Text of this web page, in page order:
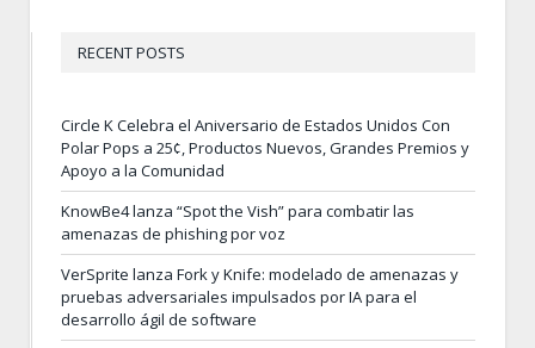
RECENT POSTS
Circle K Celebra el Aniversario de Estados Unidos Con
Polar Pops a 25¢, Productos Nuevos, Grandes Premios y
Apoyo a la Comunidad
KnowBe4 lanza “Spot the Vish” para combatir las
amenazas de phishing por voz
VerSprite lanza Fork y Knife: modelado de amenazas y
pruebas adversariales impulsados por IA para el
desarrollo ágil de software